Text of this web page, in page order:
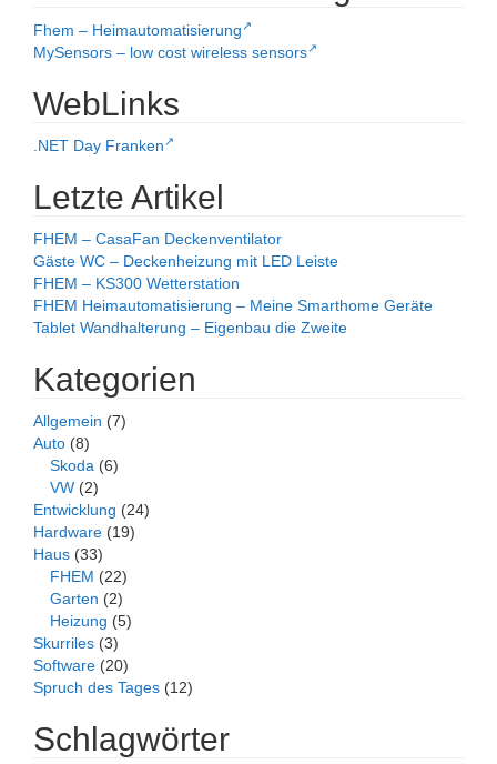
Fhem – Heimautomatisierung
MySensors – low cost wireless sensors
WebLinks
.NET Day Franken
Letzte Artikel
FHEM – CasaFan Deckenventilator
Gäste WC – Deckenheizung mit LED Leiste
FHEM – KS300 Wetterstation
FHEM Heimautomatisierung – Meine Smarthome Geräte
Tablet Wandhalterung – Eigenbau die Zweite
Kategorien
Allgemein (7)
Auto (8)
Skoda (6)
VW (2)
Entwicklung (24)
Hardware (19)
Haus (33)
FHEM (22)
Garten (2)
Heizung (5)
Skurriles (3)
Software (20)
Spruch des Tages (12)
Schlagwörter